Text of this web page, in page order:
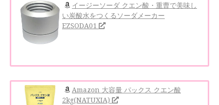
イージーソーダ クエン酸・重曹で美味し
い炭酸水をつくるソーダメーカー
EZSODA01
Amazon 大容量 パックス クエン酸
2kg(NATUXIA)